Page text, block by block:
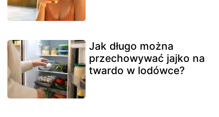
Jak długo można
przechowywać jajko na
twardo w lodówce?